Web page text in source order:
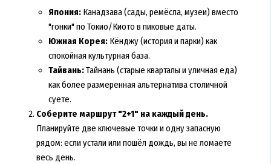
Япония:Канадзава (сады, ремёсла, музеи) вместо
"гонки" по Токио/Киото в пиковые даты.
Южная Корея:Кёнджу (история и парки) как
спокойная культурная база.
Тайвань:Тайнань (старые кварталы и уличная еда)
как более размеренная альтернатива столичной
суете.
Соберите маршрут "2+1" на каждый день.
Планируйте две ключевые точки и одну запасную
рядом: если устали или пошёл дождь, вы не ломаете
весь день.